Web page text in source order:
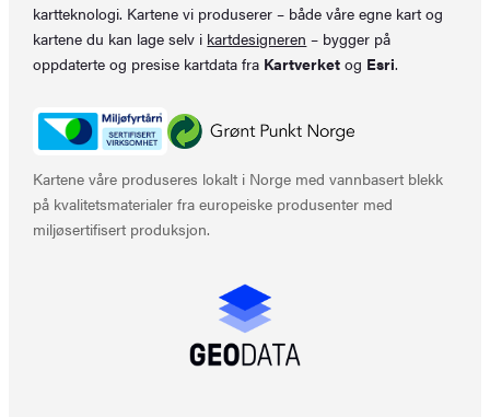
kartteknologi. Kartene vi produserer – både våre egne kart og
kartene du kan lage selv i kartdesigneren – bygger på
oppdaterte og presise kartdata fra Kartverket og Esri.
Kartene våre produseres lokalt i Norge med vannbasert blekk
på kvalitetsmaterialer fra europeiske produsenter med
miljøsertifisert produksjon.